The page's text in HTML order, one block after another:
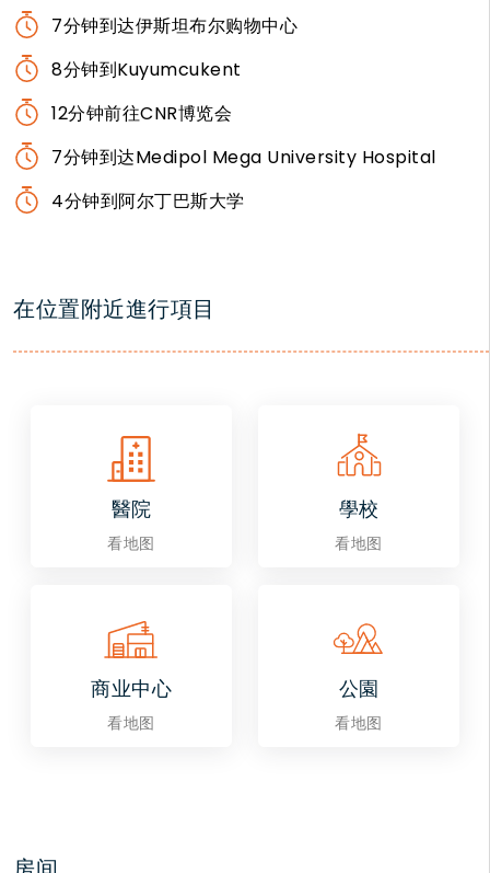
7分钟到达伊斯坦布尔购物中心
8分钟到Kuyumcukent
12分钟前往CNR博览会
7分钟到达Medipol Mega University Hospital
4分钟到阿尔丁巴斯大学
在位置附近進行項目
醫院
看地图
學校
看地图
商业中心
看地图
公園
看地图